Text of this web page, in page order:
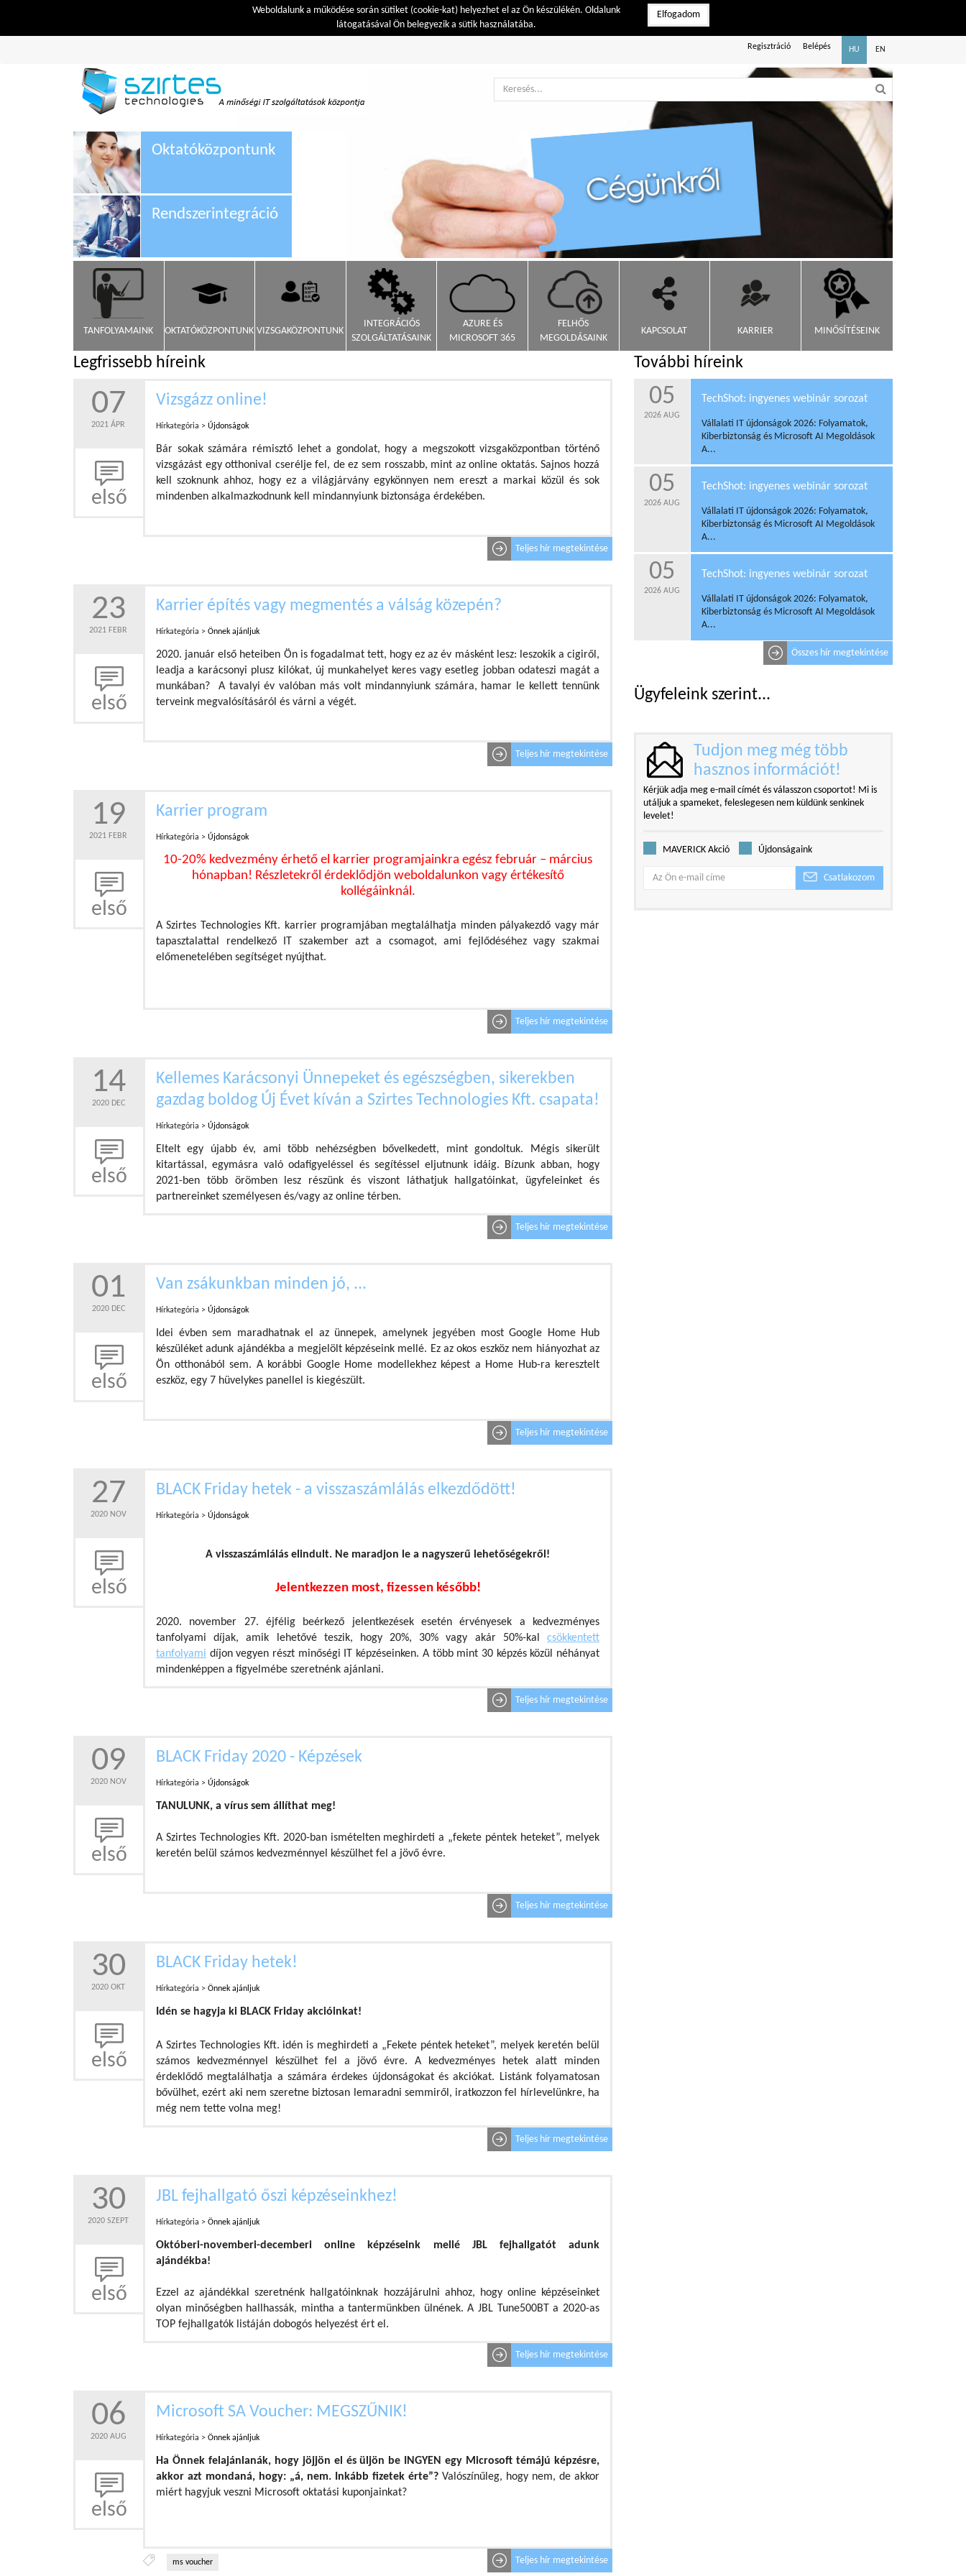
Weboldalunk a működése során sütiket (cookie-kat) helyezhet el az Ön készülékén. Oldalunk
látogatásával Ön belegyezik a sütik használatába.
Elfogadom
HU EN
Regisztráció Belépés
Oktatóközpontunk
Rendszerintegráció
TANFOLYAMAINK OKTATÓKÖZPONTUNK VIZSGAKÖZPONTUNK
INTEGRÁCIÓS
SZOLGÁLTATÁSAINK
AZURE ÉS
MICROSOFT 365
FELHŐS
MEGOLDÁSAINK
KAPCSOLAT KARRIER MINŐSÍTÉSEINK
Legfrissebb híreink
07
2021 ÁPR
első
Vizsgázz online!
Hírkategória > Újdonságok
Bár sokak számára rémisztő lehet a gondolat, hogy a megszokott vizsgaközpontban történő
vizsgázást egy otthonival cserélje fel, de ez sem rosszabb, mint az online oktatás. Sajnos hozzá
kell szoknunk ahhoz, hogy ez a világjárvány egykönnyen nem ereszt a markai közül és sok
mindenben alkalmazkodnunk kell mindannyiunk biztonsága érdekében.
Teljes hír megtekintése
23
2021 FEBR
első
Karrier építés vagy megmentés a válság közepén?
Hírkategória > Önnek ajánljuk
2020. január első heteiben Ön is fogadalmat tett, hogy ez az év másként lesz: leszokik a cigiről,
leadja a karácsonyi plusz kilókat, új munkahelyet keres vagy esetleg jobban odateszi magát a
munkában? A tavalyi év valóban más volt mindannyiunk számára, hamar le kellett tennünk
terveink megvalósításáról és várni a végét.
Teljes hír megtekintése
19
2021 FEBR
első
Karrier program
Hírkategória > Újdonságok
10-20% kedvezmény érhető el karrier programjainkra egész február – március
hónapban! Részletekről érdeklődjön weboldalunkon vagy értékesítő
kollégáinknál.
A Szirtes Technologies Kft. karrier programjában megtalálhatja minden pályakezdő vagy már
tapasztalattal rendelkező IT szakember azt a csomagot, ami fejlődéséhez vagy szakmai
előmenetelében segítséget nyújthat.
Teljes hír megtekintése
14
2020 DEC
első
Kellemes Karácsonyi Ünnepeket és egészségben, sikerekben
gazdag boldog Új Évet kíván a Szirtes Technologies Kft. csapata!
Hírkategória > Újdonságok
Eltelt egy újabb év, ami több nehézségben bővelkedett, mint gondoltuk. Mégis sikerült
kitartással, egymásra való odafigyeléssel és segítéssel eljutnunk idáig. Bízunk abban, hogy
2021-ben több örömben lesz részünk és viszont láthatjuk hallgatóinkat, ügyfeleinket és
partnereinket személyesen és/vagy az online térben.
Teljes hír megtekintése
01
2020 DEC
első
Van zsákunkban minden jó, ...
Hírkategória > Újdonságok
Idei évben sem maradhatnak el az ünnepek, amelynek jegyében most Google Home Hub
készüléket adunk ajándékba a megjelölt képzéseink mellé. Ez az okos eszköz nem hiányozhat az
Ön otthonából sem. A korábbi Google Home modellekhez képest a Home Hub-ra keresztelt
eszköz, egy 7 hüvelykes panellel is kiegészült.
Teljes hír megtekintése
27
2020 NOV
első
BLACK Friday hetek - a visszaszámlálás elkezdődött!
Hírkategória > Újdonságok
A visszaszámlálás elindult. Ne maradjon le a nagyszerű lehetőségekről!
Jelentkezzen most, fizessen később!
2020. november 27. éjfélig beérkező jelentkezések esetén érvényesek a kedvezményes
tanfolyami díjak, amik lehetővé teszik, hogy 20%, 30% vagy akár 50%-kal csökkentett
tanfolyami díjon vegyen részt minőségi IT képzéseinken. A több mint 30 képzés közül néhányat
mindenképpen a figyelmébe szeretnénk ajánlani.
Teljes hír megtekintése
09
2020 NOV
első
BLACK Friday 2020 - Képzések
Hírkategória > Újdonságok
TANULUNK, a vírus sem állíthat meg!
A Szirtes Technologies Kft. 2020-ban ismételten meghirdeti a „fekete péntek heteket”, melyek
keretén belül számos kedvezménnyel készülhet fel a jövő évre.
Teljes hír megtekintése
30
2020 OKT
első
BLACK Friday hetek!
Hírkategória > Önnek ajánljuk
Idén se hagyja ki BLACK Friday akcióinkat!
A Szirtes Technologies Kft. idén is meghirdeti a „Fekete péntek heteket”, melyek keretén belül
számos kedvezménnyel készülhet fel a jövő évre. A kedvezményes hetek alatt minden
érdeklődő megtalálhatja a számára érdekes újdonságokat és akciókat. Listánk folyamatosan
bővülhet, ezért aki nem szeretne biztosan lemaradni semmiről, iratkozzon fel hírlevelünkre, ha
még nem tette volna meg!
Teljes hír megtekintése
30
2020 SZEPT
első
JBL fejhallgató őszi képzéseinkhez!
Hírkategória > Önnek ajánljuk
Októberi-novemberi-decemberi online képzéseink mellé JBL fejhallgatót adunk
ajándékba!
Ezzel az ajándékkal szeretnénk hallgatóinknak hozzájárulni ahhoz, hogy online képzéseinket
olyan minőségben hallhassák, mintha a tantermünkben ülnének. A JBL Tune500BT a 2020-as
TOP fejhallgatók listáján dobogós helyezést ért el.
Teljes hír megtekintése
06
2020 AUG
első
Microsoft SA Voucher: MEGSZŰNIK!
Hírkategória > Önnek ajánljuk
Ha Önnek felajánlanák, hogy jöjjön el és üljön be INGYEN egy Microsoft témájú képzésre,
akkor azt mondaná, hogy: „á, nem. Inkább fizetek érte”? Valószínűleg, hogy nem, de akkor
miért hagyjuk veszni Microsoft oktatási kuponjainkat?
ms voucher Teljes hír megtekintése
További híreink
05
2026 AUG
TechShot: ingyenes webinár sorozat
Vállalati IT újdonságok 2026: Folyamatok,
Kiberbiztonság és Microsoft AI Megoldások
A...
05
2026 AUG
TechShot: ingyenes webinár sorozat
Vállalati IT újdonságok 2026: Folyamatok,
Kiberbiztonság és Microsoft AI Megoldások
A...
05
2026 AUG
TechShot: ingyenes webinár sorozat
Vállalati IT újdonságok 2026: Folyamatok,
Kiberbiztonság és Microsoft AI Megoldások
A...
Összes hír megtekintése
Ügyfeleink szerint...
Tudjon meg még több
hasznos információt!
Kérjük adja meg e-mail címét és válasszon csoportot! Mi is
utáljuk a spameket, feleslegesen nem küldünk senkinek
levelet!
MAVERICK Akció Újdonságaink
Csatlakozom